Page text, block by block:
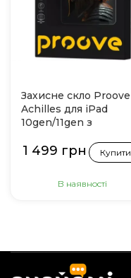
Захисне скло Proove
Achilles для iPad
10gen/11gen з
1 499 грн Купити
В наявності